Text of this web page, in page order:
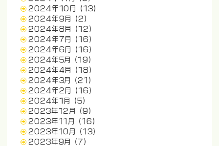
2024年10月
(13)
2024年9月
(2)
2024年8月
(12)
2024年7月
(16)
2024年6月
(16)
2024年5月
(19)
2024年4月
(18)
2024年3月
(21)
2024年2月
(16)
2024年1月
(5)
2023年12月
(9)
2023年11月
(16)
2023年10月
(13)
2023年9月
(7)